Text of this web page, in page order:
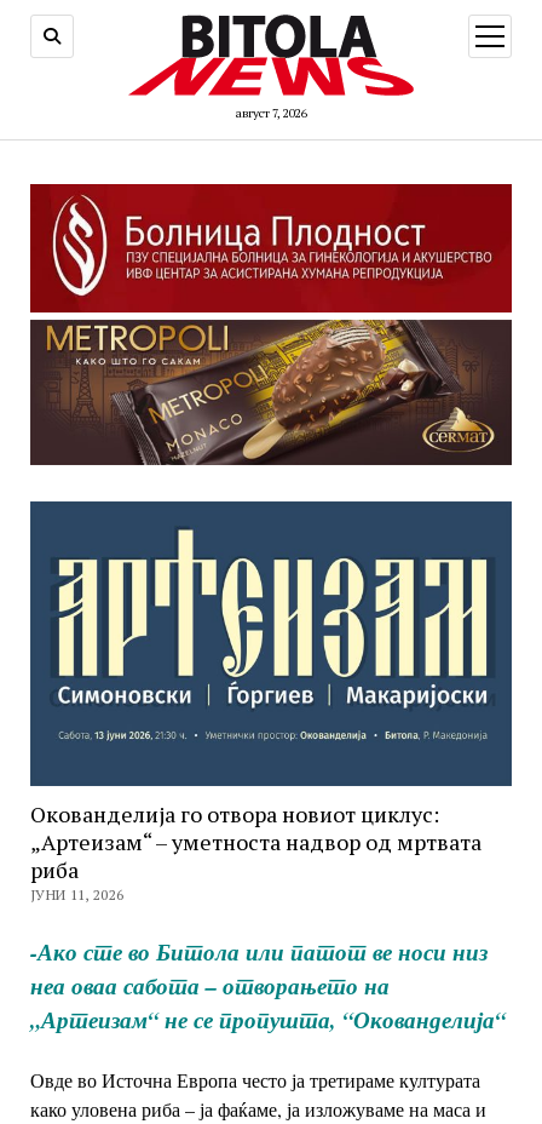
август 7, 2026
open
menu
Окованделија го отвора новиот циклус:
„Артеизам“ – уметноста надвор од мртвата
риба
ЈУНИ 11, 2026
-Ако сте во Битола или патот ве носи низ
неа оваа сабота – отворањето на
„Артеизам“ не се пропушта, “Окованделија“
Овде во Источна Европа често ја третираме културата
како уловена риба – ја фаќаме, ја изложуваме на маса и